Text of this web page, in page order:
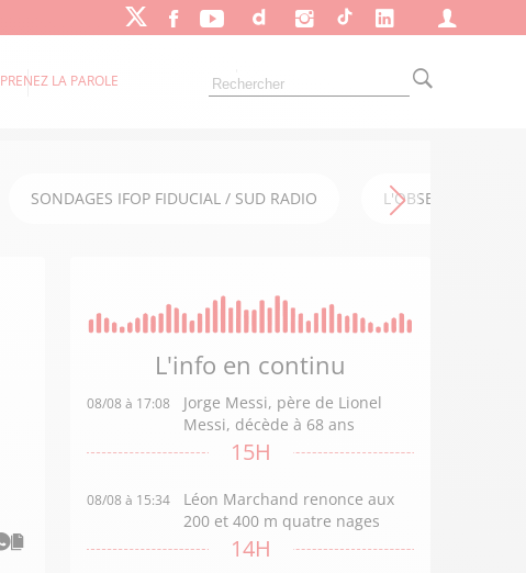
PRENEZ LA PAROLE
SONDAGES IFOP FIDUCIAL / SUD RADIO L'OBSERVATOIRE
L'info en continu
08/08 à 17:08
Jorge Messi, père de Lionel
Messi, décède à 68 ans
15H
08/08 à 15:34
Léon Marchand renonce aux
200 et 400 m quatre nages
14H